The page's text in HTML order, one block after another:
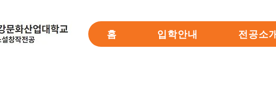
홈 입학안내 전공소